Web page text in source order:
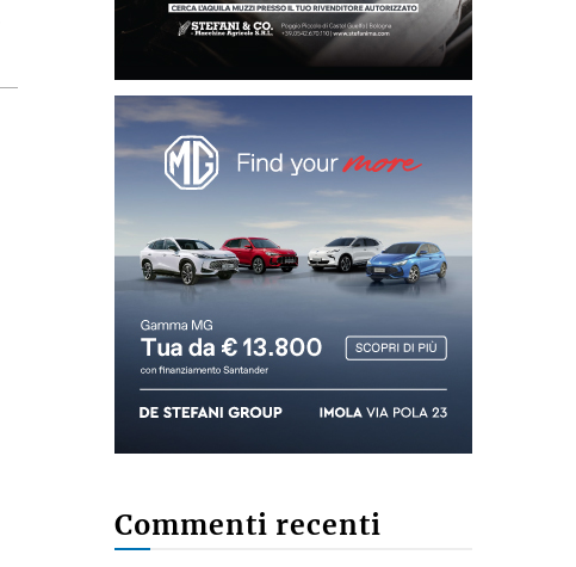
Commenti recenti